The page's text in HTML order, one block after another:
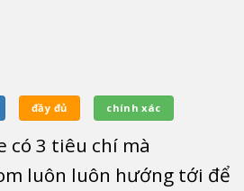
đầy đủ chính xác
có 3 tiêu chí mà
luôn luôn hướng tới để